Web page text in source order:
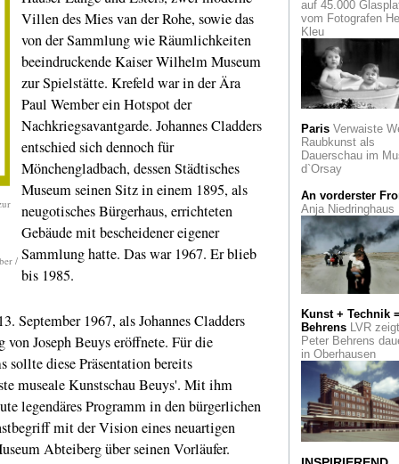
/
Villen des Mies van der Rohe, sowie das
von der Sammlung wie Räumlichkeiten
beeindruckende Kaiser Wilhelm Museum
zur Spielstätte. Krefeld war in der Ära
Paul Wember ein Hotspot der
Nachkriegsavantgarde. Johannes Cladders
entschied sich dennoch für
Mönchengladbach, dessen Städtisches
Museum seinen Sitz in einem 1895, als
neugotisches Bürgerhaus, errichteten
Gebäude mit bescheidener eigener
Sammlung hatte. Das war 1967. Er blieb
bis 1985.
September 1967, als Johannes Cladders
Joseph Beuys eröffnete. Für die
sollte diese Präsentation bereits
museale Kunstschau Beuys'. Mit ihm
legendäres Programm in den bürgerlichen
mit der Vision eines neuartigen
Abteiberg über seinen Vorläufer.
Internationales
Symposium zur
Geschichte der
Max Stern in
Gutsein ist nicht
Der
Pro Ehrenamt des
Dali und
Eine Schau über
Surrealismus und
Florida
Badekultur Das
Museum
in Zülpich zeigt die
Kulturgeschichte
Sauna und
Edouard ManetDer
Außenseiter und
Tabubrecher im
Heydt Museum
Wuppertal
A Star was born
500. Geburtstag
Venezianers
Tintoretto zeigt das
Kölner Wallraf
auf 45.000
vom Fotografen
Kleu
ParisVerwaiste
Raubkunst als
Dauerschau im
d`Orsay
An vorderster
Anja Niedringhaus
Kunst + Technik =
BehrensLVR zeigt
Peter Behrens
in Oberhausen